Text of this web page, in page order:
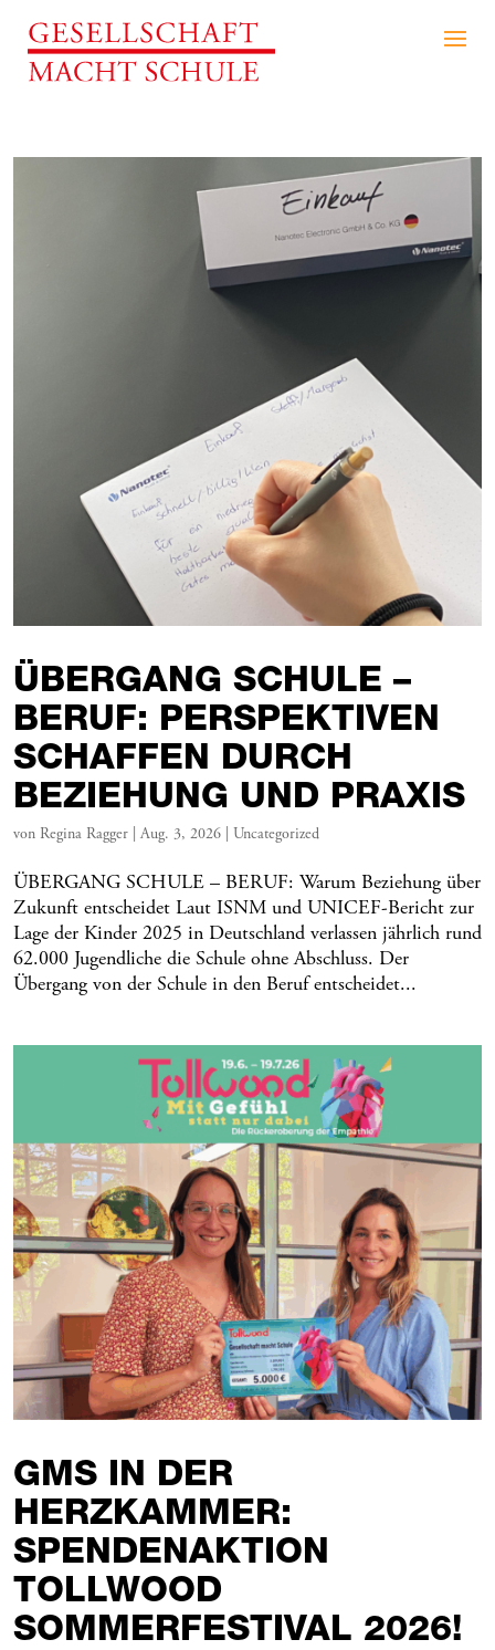
ÜBERGANG SCHULE –
BERUF: PERSPEKTIVEN
SCHAFFEN DURCH
BEZIEHUNG UND PRAXIS
von Regina Ragger Aug. 3, 2026 Uncategorized
ÜBERGANG SCHULE – BERUF: Warum Beziehung über
Zukunft entscheidet Laut ISNM und UNICEF-Bericht zur
Lage der Kinder 2025 in Deutschland verlassen jährlich rund
62.000 Jugendliche die Schule ohne Abschluss. Der
Übergang von der Schule in den Beruf entscheidet...
GMS IN DER
HERZKAMMER:
SPENDENAKTION
TOLLWOOD
SOMMERFESTIVAL 2026!